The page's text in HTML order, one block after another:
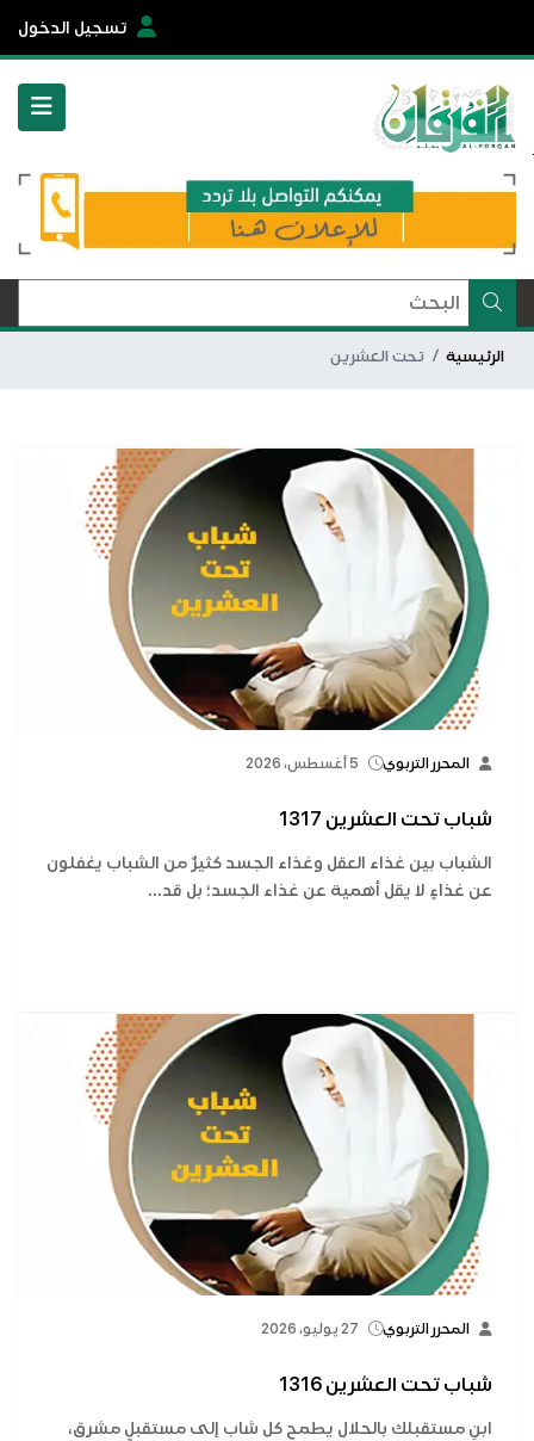
تسجيل الدخول
الرئيسية تحت العشرين
المحرر التربوي 5 أغسطس، 2026
شباب تحت العشرين 1317
الشباب بين غذاء العقل وغذاء الجسد كثيرٌ من الشباب يغفلون
عن غذاءٍ لا يقل أهمية عن غذاء الجسد؛ بل قد...
المحرر التربوي 27 يوليو، 2026
شباب تحت العشرين 1316
ابنِ مستقبلك بالحلال يطمح كل شاب إلى مستقبلٍ مشرق،